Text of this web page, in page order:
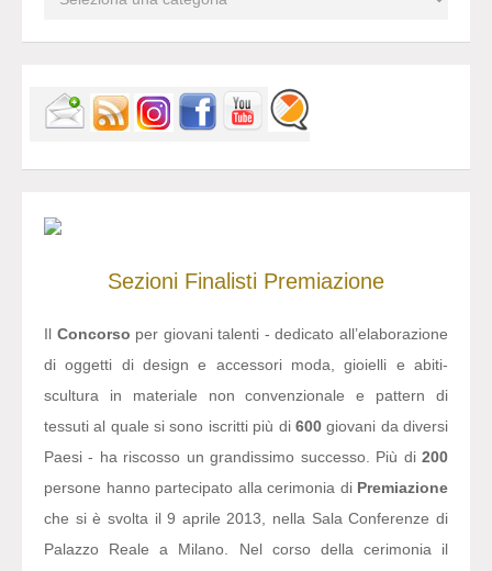
Sezioni Finalisti Premiazione
Il Concorso per giovani talenti - dedicato all’elaborazione
di oggetti di design e accessori moda, gioielli e abiti-
scultura in materiale non convenzionale e pattern di
tessuti al quale si sono iscritti più di 600giovani da diversi
Paesi - ha riscosso un grandissimo successo. Più di 200
persone hanno partecipato alla cerimonia di Premiazione
che si è svolta il 9 aprile 2013, nella Sala Conferenze di
Palazzo Reale a Milano. Nel corso della cerimonia il